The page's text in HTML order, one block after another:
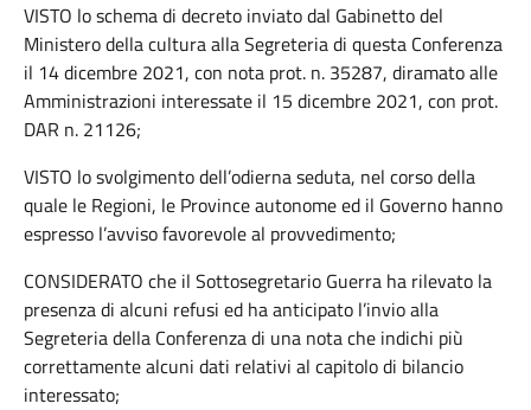
VISTO lo schema di decreto inviato dal Gabinetto del
Ministero della cultura alla Segreteria di questa Conferenza
il 14 dicembre 2021, con nota prot. n. 35287, diramato alle
Amministrazioni interessate il 15 dicembre 2021, con prot.
DAR n. 21126;
VISTO lo svolgimento dell’odierna seduta, nel corso della
quale le Regioni, le Province autonome ed il Governo hanno
espresso l’avviso favorevole al provvedimento;
CONSIDERATO che il Sottosegretario Guerra ha rilevato la
presenza di alcuni refusi ed ha anticipato l’invio alla
Segreteria della Conferenza di una nota che indichi più
correttamente alcuni dati relativi al capitolo di bilancio
interessato;